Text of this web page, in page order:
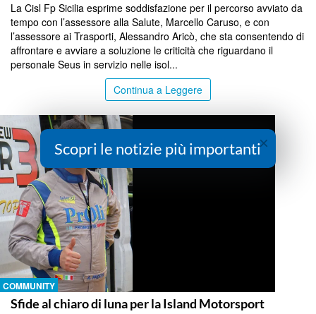
La Cisl Fp Sicilia esprime soddisfazione per il percorso avviato da
tempo con l’assessore alla Salute, Marcello Caruso, e con
l’assessore ai Trasporti, Alessandro Aricò, che sta consentendo di
affrontare e avviare a soluzione le criticità che riguardano il
personale Seus in servizio nelle isol...
Continua a Leggere
COMMUNITY
Sfide al chiaro di luna per la Island Motorsport
×
Scopri le notizie più importanti